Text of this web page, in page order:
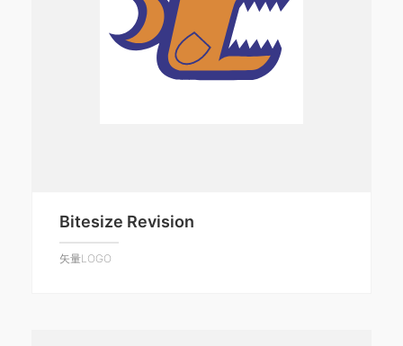
Bitesize Revision
矢量LOGO